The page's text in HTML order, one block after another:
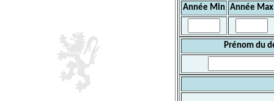
Année Min Année Max
Prénom du